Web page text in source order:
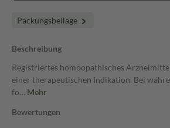
Packungsbeilage
Beschreibung
Registriertes homöopathisches
einer therapeutischen Indikation. Bei
fo… Mehr
Bewertungen